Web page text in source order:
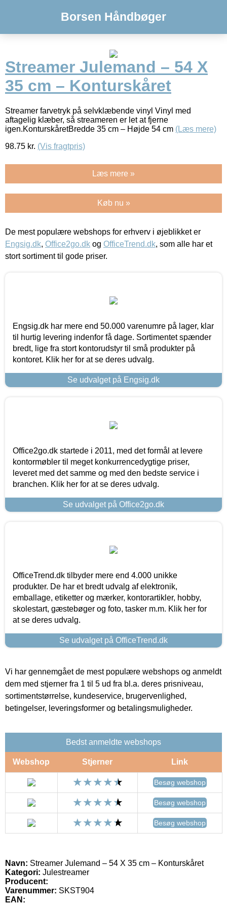
Borsen Håndbøger
Streamer Julemand – 54 X
35 cm – Konturskåret
Streamer farvetryk på selvklæbende vinyl Vinyl med
aftagelig klæber, så streameren er let at fjerne
igen.KonturskåretBredde 35 cm – Højde 54 cm (Læs mere)
98.75 kr. (Vis fragtpris)
Læs mere »
Køb nu »
De mest populære webshops for erhverv i øjeblikket er
Engsig.dk, Office2go.dk og OfficeTrend.dk, som alle har et
stort sortiment til gode priser.
Engsig.dk har mere end 50.000 varenumre på lager, klar
til hurtig levering indenfor få dage. Sortimentet spænder
bredt, lige fra stort kontorudstyr til små produkter på
kontoret. Klik her for at se deres udvalg.
Se udvalget på Engsig.dk
Office2go.dk startede i 2011, med det formål at levere
kontormøbler til meget konkurrencedygtige priser,
leveret med det samme og med den bedste service i
branchen. Klik her for at se deres udvalg.
Se udvalget på Office2go.dk
OfficeTrend.dk tilbyder mere end 4.000 unikke
produkter. De har et bredt udvalg af elektronik,
emballage, etiketter og mærker, kontorartikler, hobby,
skolestart, gæstebøger og foto, tasker m.m. Klik her for
at se deres udvalg.
Se udvalget på OfficeTrend.dk
Vi har gennemgået de mest populære webshops og anmeldt
dem med stjerner fra 1 til 5 ud fra bl.a. deres prisniveau,
sortimentstørrelse, kundeservice, brugervenlighed,
betingelser, leveringsformer og betalingsmuligheder.
Bedst anmeldte webshops
Webshop Stjerner Link
Besøg webshop
Besøg webshop
Besøg webshop
Navn: Streamer Julemand – 54 X 35 cm – Konturskåret
Kategori: Julestreamer
Producent:
Varenummer: SKST904
EAN: